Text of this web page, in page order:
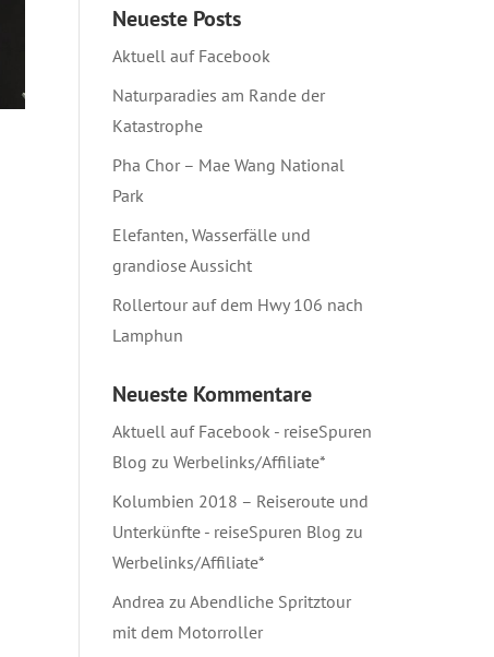
Neueste Posts
Aktuell auf Facebook
Naturparadies am Rande der
Katastrophe
Pha Chor – Mae Wang National
Park
Elefanten, Wasserfälle und
grandiose Aussicht
Rollertour auf dem Hwy 106 nach
Lamphun
Neueste Kommentare
Aktuell auf Facebook - reiseSpuren
Blog zu Werbelinks/Affiliate*
Kolumbien 2018 – Reiseroute und
Unterkünfte - reiseSpuren Blog zu
Werbelinks/Affiliate*
Andrea zu Abendliche Spritztour
mit dem Motorroller